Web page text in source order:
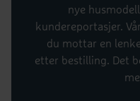
nye
kundereportasjer.
du mottar en
etter bestilling. Det